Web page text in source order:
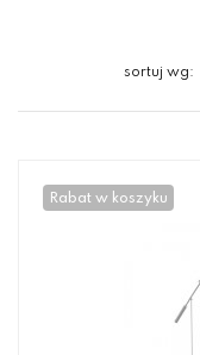
sortuj wg:
Rabat w koszyku